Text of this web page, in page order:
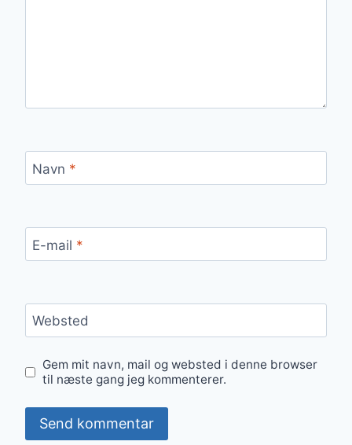
Navn *
E-mail *
Websted
Gem mit navn, mail og websted i denne browser
til næste gang jeg kommenterer.